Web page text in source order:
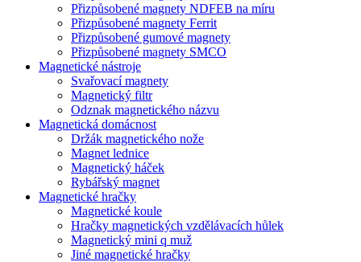
Přizpůsobené magnety NDFEB na míru
Přizpůsobené magnety Ferrit
Přizpůsobené gumové magnety
Přizpůsobené magnety SMCO
Magnetické nástroje
Svařovací magnety
Magnetický filtr
Odznak magnetického názvu
Magnetická domácnost
Držák magnetického nože
Magnet lednice
Magnetický háček
Rybářský magnet
Magnetické hračky
Magnetické koule
Hračky magnetických vzdělávacích hůlek
Magnetický mini q muž
Jiné magnetické hračky